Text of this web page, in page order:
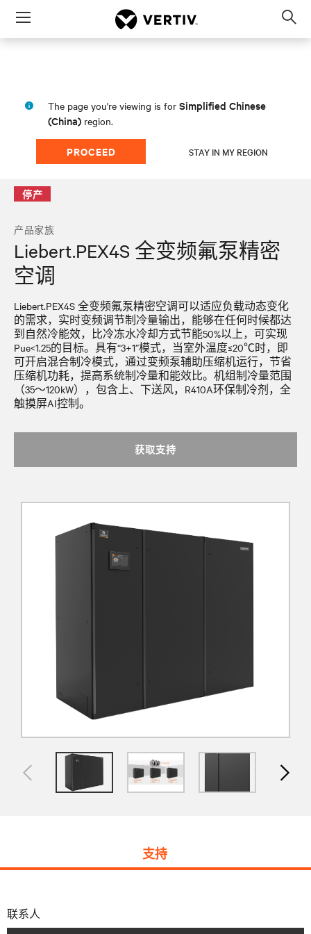
Menu
The page you're viewing is for Simplified Chinese
(China) region.
PROCEED STAY IN MY REGION
停产
产品家族
Liebert.PEX4S 全变频氟泵精密
空调
Liebert.PEX4S 全变频氟泵精密空调可以适应负载动态变化
的需求，实时变频调节制冷量输出，能够在任何时候都达
到自然冷能效，比冷冻水冷却方式节能50%以上，可实现
Pue<1.25的目标。具有“3+1”模式，当室外温度≤20℃时，即
可开启混合制冷模式，通过变频泵辅助压缩机运行，节省
压缩机功耗，提高系统制冷量和能效比。机组制冷量范围
（35～120kW），包含上、下送风，R410A环保制冷剂，全
触摸屏AI控制。
获取支持
支持
联系人